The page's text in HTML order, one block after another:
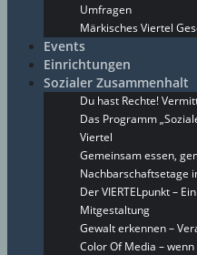
Umfragen
Märkisches Viertel
Events
Einrichtungen
Sozialer Zusammenhalt
Du hast Rechte!
Das Programm
Viertel
Gemeinsam essen,
Nachbarschaftsetage
Der VIERTELpunkt –
Mitgestaltung
Gewalt erkennen –
Color Of Media –